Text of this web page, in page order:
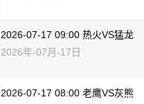
2026-07-17 09:00 热火VS猛龙
2026年-07月-17日
2026-07-17 08:00 老鹰VS灰熊